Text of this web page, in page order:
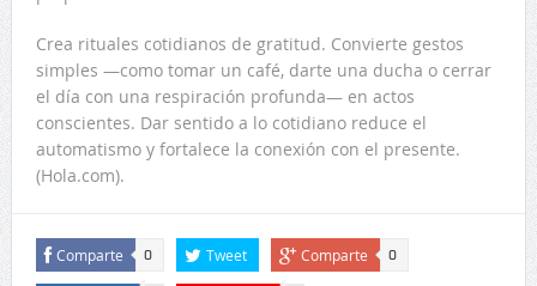
Crea rituales cotidianos de gratitud. Convierte gestos
simples —como tomar un café, darte una ducha o cerrar
el día con una respiración profunda— en actos
conscientes. Dar sentido a lo cotidiano reduce el
automatismo y fortalece la conexión con el presente.
(Hola.com).
Comparte 0 Tweet Comparte 0